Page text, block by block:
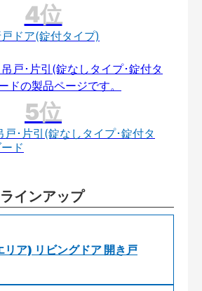
ドア(錠付タイプ)
戸･片引(錠なしタイプ･錠付タ
ド
インアップ
ア) リビングドア 開き戸